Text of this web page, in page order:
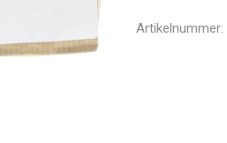
Artikelnummer: